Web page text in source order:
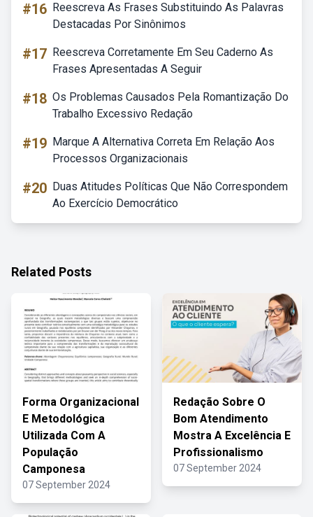
#16 Reescreva As Frases Substituindo As Palavras
Destacadas Por Sinônimos
#17 Reescreva Corretamente Em Seu Caderno As
Frases Apresentadas A Seguir
#18 Os Problemas Causados Pela Romantização Do
Trabalho Excessivo Redação
#19 Marque A Alternativa Correta Em Relação Aos
Processos Organizacionais
#20 Duas Atitudes Políticas Que Não Correspondem
Ao Exercício Democrático
Related Posts
Forma Organizacional
E Metodológica
Utilizada Com A
População
Camponesa
07 September 2024
Redação Sobre O
Bom Atendimento
Mostra A Excelência E
Profissionalismo
07 September 2024